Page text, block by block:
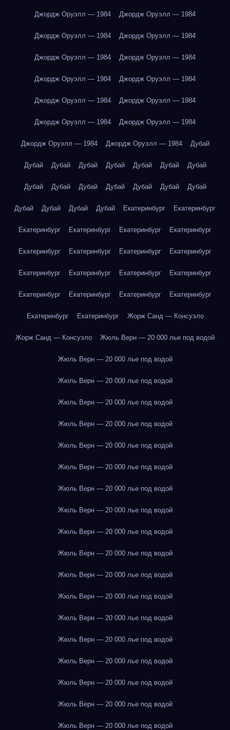
Джордж Оруэлл — 1984 Джордж Оруэлл — 1984
Джордж Оруэлл — 1984 Джордж Оруэлл — 1984
Джордж Оруэлл — 1984 Джордж Оруэлл — 1984
Джордж Оруэлл — 1984 Джордж Оруэлл — 1984
Джордж Оруэлл — 1984 Джордж Оруэлл — 1984
Джордж Оруэлл — 1984 Джордж Оруэлл — 1984
Джордж Оруэлл — 1984 Джордж Оруэлл — 1984 Дубай
Дубай Дубай Дубай Дубай Дубай Дубай Дубай
Дубай Дубай Дубай Дубай Дубай Дубай Дубай
Дубай Дубай Дубай Дубай Екатеринбург Екатеринбург
Екатеринбург Екатеринбург Екатеринбург Екатеринбург
Екатеринбург Екатеринбург Екатеринбург Екатеринбург
Екатеринбург Екатеринбург Екатеринбург Екатеринбург
Екатеринбург Екатеринбург Екатеринбург Екатеринбург
Екатеринбург Екатеринбург Жорж Санд — Консуэло
Жорж Санд — Консуэло Жюль Верн — 20 000 лье под водой
Жюль Верн — 20 000 лье под водой
Жюль Верн — 20 000 лье под водой
Жюль Верн — 20 000 лье под водой
Жюль Верн — 20 000 лье под водой
Жюль Верн — 20 000 лье под водой
Жюль Верн — 20 000 лье под водой
Жюль Верн — 20 000 лье под водой
Жюль Верн — 20 000 лье под водой
Жюль Верн — 20 000 лье под водой
Жюль Верн — 20 000 лье под водой
Жюль Верн — 20 000 лье под водой
Жюль Верн — 20 000 лье под водой
Жюль Верн — 20 000 лье под водой
Жюль Верн — 20 000 лье под водой
Жюль Верн — 20 000 лье под водой
Жюль Верн — 20 000 лье под водой
Жюль Верн — 20 000 лье под водой
Жюль Верн — 20 000 лье под водой